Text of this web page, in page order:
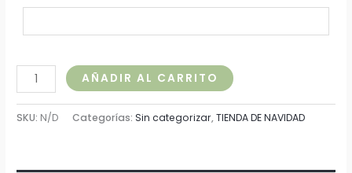
AÑADIR AL CARRITO
SKU: N/D Categorías:Sin categorizar,TIENDA DE NAVIDAD